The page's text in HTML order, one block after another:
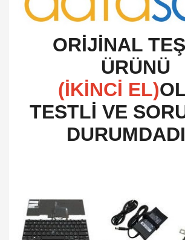
ORİJİNAL
ÜRÜNÜ
(İKİNCİ EL)
TESTLİ VE